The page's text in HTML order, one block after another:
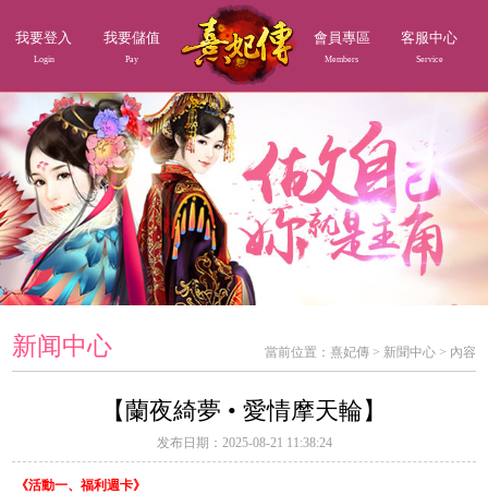
我要登入
Login
我要儲值
Pay
會員專區
Members
客服中心
Service
新闻中心 當前位置： 熹妃傳> 新聞中心> 內容
【蘭夜綺夢 • 愛情摩天輪】
发布日期：2025-08-21 11:38:24
《活動一、福利週卡》